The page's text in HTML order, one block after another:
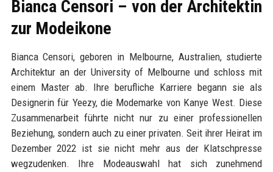
Bianca Censori – von der Architektin
zur Modeikone
Bianca Censori, geboren in Melbourne, Australien, studierte
Architektur an der University of Melbourne und schloss mit
einem Master ab. Ihre berufliche Karriere begann sie als
Designerin für Yeezy, die Modemarke von Kanye West. Diese
Zusammenarbeit führte nicht nur zu einer professionellen
Beziehung, sondern auch zu einer privaten. Seit ihrer Heirat im
Dezember 2022 ist sie nicht mehr aus der Klatschpresse
wegzudenken. Ihre Modeauswahl hat sich zunehmend